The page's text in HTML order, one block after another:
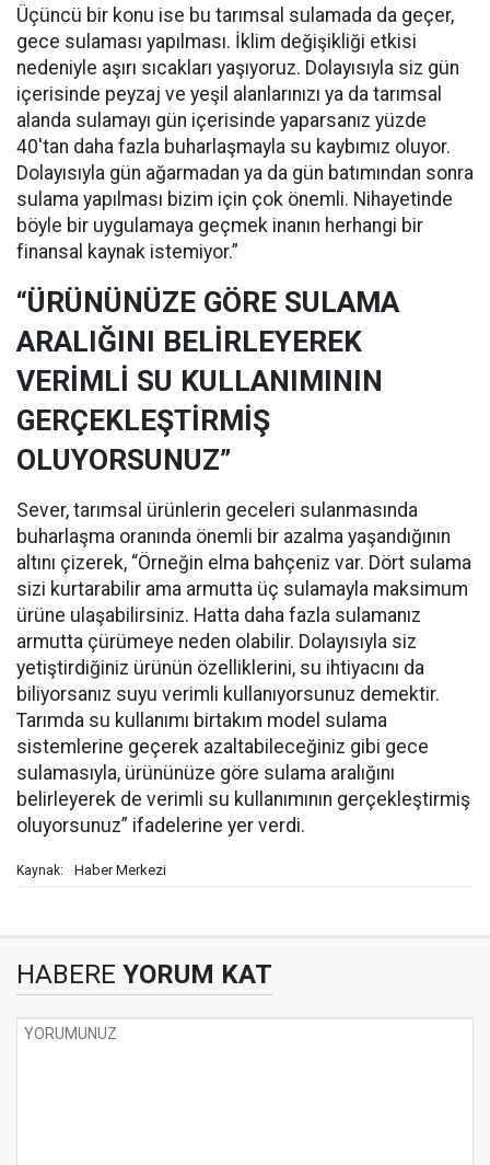
Üçüncü bir konu ise bu tarımsal sulamada da geçer,
gece sulaması yapılması. İklim değişikliği etkisi
nedeniyle aşırı sıcakları yaşıyoruz. Dolayısıyla siz gün
içerisinde peyzaj ve yeşil alanlarınızı ya da tarımsal
alanda sulamayı gün içerisinde yaparsanız yüzde
40'tan daha fazla buharlaşmayla su kaybımız oluyor.
Dolayısıyla gün ağarmadan ya da gün batımından sonra
sulama yapılması bizim için çok önemli. Nihayetinde
böyle bir uygulamaya geçmek inanın herhangi bir
finansal kaynak istemiyor.”
“ÜRÜNÜNÜZE GÖRE SULAMA
ARALIĞINI BELİRLEYEREK
VERİMLİ SU KULLANIMININ
GERÇEKLEŞTİRMİŞ
OLUYORSUNUZ”
Sever, tarımsal ürünlerin geceleri sulanmasında
buharlaşma oranında önemli bir azalma yaşandığının
altını çizerek, “Örneğin elma bahçeniz var. Dört sulama
sizi kurtarabilir ama armutta üç sulamayla maksimum
ürüne ulaşabilirsiniz. Hatta daha fazla sulamanız
armutta çürümeye neden olabilir. Dolayısıyla siz
yetiştirdiğiniz ürünün özelliklerini, su ihtiyacını da
biliyorsanız suyu verimli kullanıyorsunuz demektir.
Tarımda su kullanımı birtakım model sulama
sistemlerine geçerek azaltabileceğiniz gibi gece
sulamasıyla, ürününüze göre sulama aralığını
belirleyerek de verimli su kullanımının gerçekleştirmiş
oluyorsunuz” ifadelerine yer verdi.
Kaynak: Haber Merkezi
HABERE YORUM KAT